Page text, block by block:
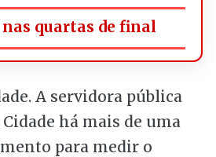
quartas de final
A servidora pública
há mais de uma
para medir o